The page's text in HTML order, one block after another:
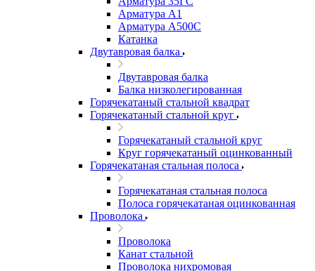
Арматура А1
Арматура А500С
Катанка
Двутавровая балка
Двутавровая балка
Балка низколегированная
Горячекатаный стальной квадрат
Горячекатаный стальной круг
Горячекатаный стальной круг
Круг горячекатаный оцинкованный
Горячекатаная стальная полоса
Горячекатаная стальная полоса
Полоса горячекатаная оцинкованная
Проволока
Проволока
Канат стальной
Проволока нихромовая